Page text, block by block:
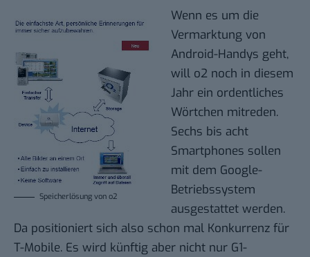
Speicherlösung von o2
Wenn es um die
Vermarktung von
Android-Handys geht,
will o2 noch in diesem
Jahr ein ordentliches
Wörtchen mitreden.
Sechs bis acht
Smartphones sollen
mit dem Google-
Betriebssystem
ausgestattet werden.
Da positioniert sich also schon mal Konkurrenz für
T-Mobile. Es wird künftig aber nicht nur G1-